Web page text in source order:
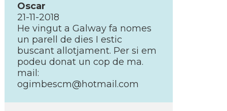
Oscar
21-11-2018
He vingut a Galway fa nomes
un parell de dies I estic
buscant allotjament. Per si em
podeu donat un cop de ma.
mail:
ogimbescm@hotmail.com